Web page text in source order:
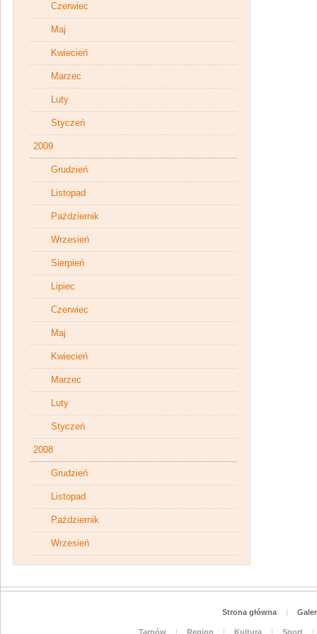
Czerwiec
Maj
Kwiecień
Marzec
Luty
Styczeń
2009
Grudzień
Listopad
Październik
Wrzesień
Sierpień
Lipiec
Czerwiec
Maj
Kwiecień
Marzec
Luty
Styczeń
2008
Grudzień
Listopad
Październik
Wrzesień
Strona główna |
Tarnów | Region | Kultura | Sport
|